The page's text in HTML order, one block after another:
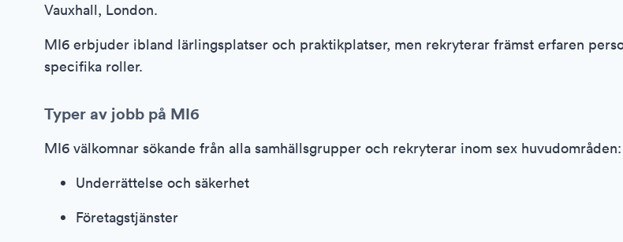
Vauxhall, London.
MI6 erbjuder ibland lärlingsplatser och praktikplatser, men rekryterar främst erfaren
specifika roller.
Typer av jobb på MI6
MI6 välkomnar sökande från alla samhällsgrupper och rekryterar inom sex huvudområden:
Underrättelse och säkerhet
Företagstjänster